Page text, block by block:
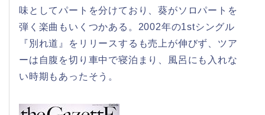
味としてパートを分けており、葵がソロパートを
弾く楽曲もいくつかある。2002年の1stシングル
『別れ道』をリリースするも売上が伸びず、ツア
ーは自腹を切り車中で寝泊まり、風呂にも入れな
い時期もあったそう。